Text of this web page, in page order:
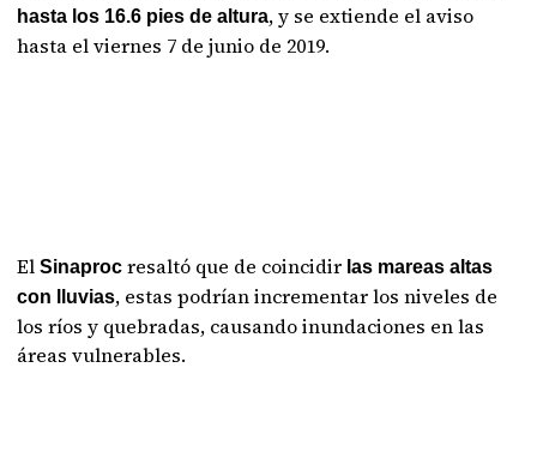
hasta los 16.6 pies de altura, y se extiende el aviso
hasta el viernes 7 de junio de 2019.
ElSinaproc resaltó que de coincidir las mareas altas
con lluvias, estas podrían incrementar los niveles de
los ríos y quebradas, causando inundaciones en las
áreas vulnerables.